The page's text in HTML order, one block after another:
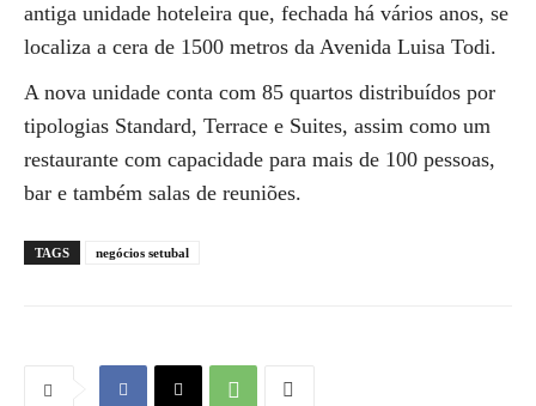
antiga unidade hoteleira que, fechada há vários anos, se
localiza a cera de 1500 metros da Avenida Luisa Todi.
A nova unidade conta com 85 quartos distribuídos por
tipologias Standard, Terrace e Suites, assim como um
restaurante com capacidade para mais de 100 pessoas,
bar e também salas de reuniões.
TAGS negócios setubal